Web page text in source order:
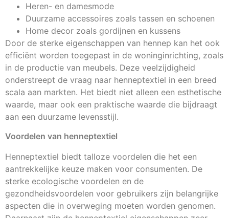
Heren- en damesmode
Duurzame accessoires zoals tassen en schoenen
Home decor zoals gordijnen en kussens
Door de sterke eigenschappen van hennep kan het ook
efficiënt worden toegepast in de woninginrichting, zoals
in de productie van meubels. Deze veelzijdigheid
onderstreept de vraag naar henneptextiel in een breed
scala aan markten. Het biedt niet alleen een esthetische
waarde, maar ook een praktische waarde die bijdraagt
aan een duurzame levensstijl.
Voordelen van henneptextiel
Henneptextiel biedt talloze voordelen die het een
aantrekkelijke keuze maken voor consumenten. De
sterke ecologische voordelen en de
gezondheidsvoordelen voor gebruikers zijn belangrijke
aspecten die in overweging moeten worden genomen.